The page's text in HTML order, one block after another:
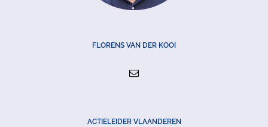
FLORENS VAN DER KOOI
ACTIELEIDER VLAANDEREN